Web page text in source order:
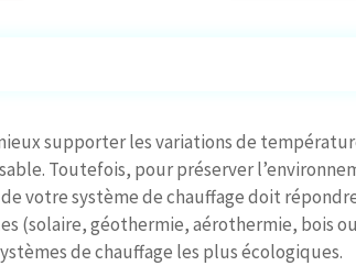
supporter les variations de
Toutefois, pour préserver
votre système de chauffage doit
(solaire, géothermie, aérothermie, bois
de chauffage les plus écologiques.